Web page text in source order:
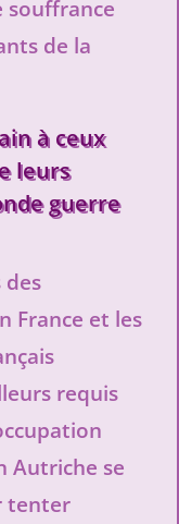
souffrance
de la
à ceux
leurs
guerre
des
France et les
requis
Autriche se
tenter